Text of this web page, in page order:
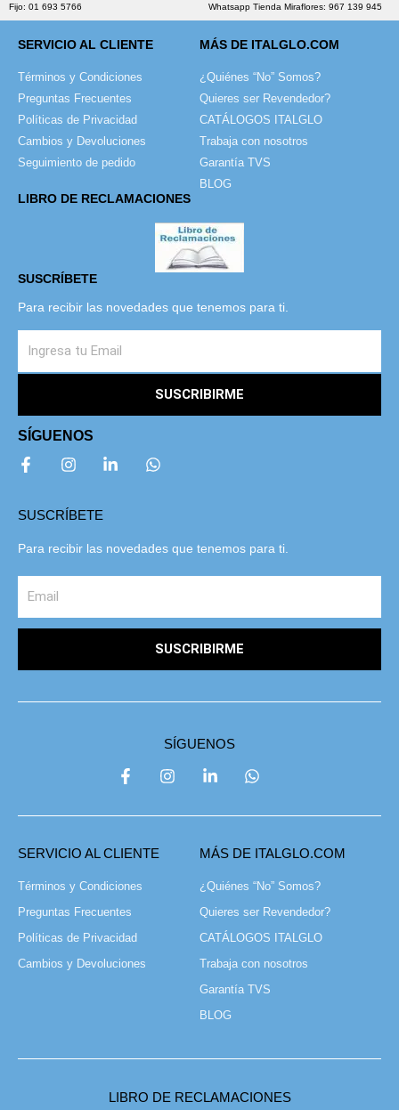
Fijo: 01 693 5766 Whatsapp Tienda Miraflores: 967 139 945
SERVICIO AL CLIENTE
Términos y Condiciones
Preguntas Frecuentes
Políticas de Privacidad
Cambios y Devoluciones
Seguimiento de pedido
MÁS DE ITALGLO.COM
¿Quiénes “No” Somos?
Quieres ser Revendedor?
CATÁLOGOS ITALGLO
Trabaja con nosotros
Garantía TVS
BLOG
LIBRO DE RECLAMACIONES
SUSCRÍBETE
Para recibir las novedades que tenemos para ti.
SUSCRIBIRME
SÍGUENOS
SUSCRÍBETE
Para recibir las novedades que tenemos para ti.
SUSCRIBIRME
SÍGUENOS
SERVICIO AL CLIENTE
Términos y Condiciones
Preguntas Frecuentes
Políticas de Privacidad
Cambios y Devoluciones
MÁS DE ITALGLO.COM
¿Quiénes “No” Somos?
Quieres ser Revendedor?
CATÁLOGOS ITALGLO
Trabaja con nosotros
Garantía TVS
BLOG
LIBRO DE RECLAMACIONES